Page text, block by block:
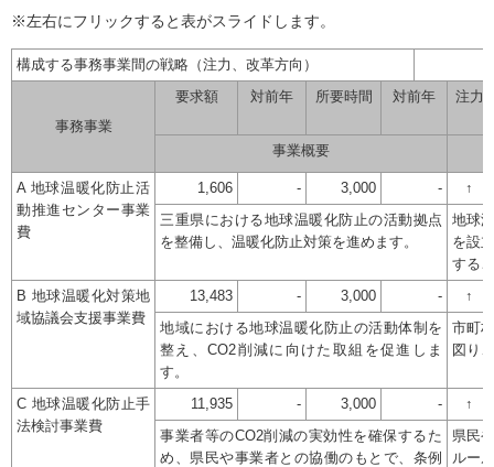
※左右にフリックすると表がスライドします。
構成する事務事業間の戦略（注力、改革方向）
事務事業
要求額 対前年 所要時間 対前年 注力
事業概要
A 地球温暖化防止活
動推進センター事業
費
1,606 - 3,000 - ↑
三重県における地球温暖化防止の活動拠点
を整備し、温暖化防止対策を進めます。
地球
を設
する
B 地球温暖化対策地
域協議会支援事業費
13,483 - 3,000 - ↑
地域における地球温暖化防止の活動体制を
整え、CO2削減に向けた取組を促進しま
す。
市町
図り
C 地球温暖化防止手
法検討事業費
11,935 - 3,000 - ↑
事業者等のCO2削減の実効性を確保するた
め、県民や事業者との協働のもとで、条例
県民
ルー